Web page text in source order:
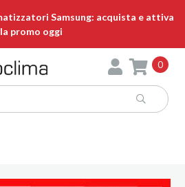
Samsung: acquista e attiva
la promo oggi
0